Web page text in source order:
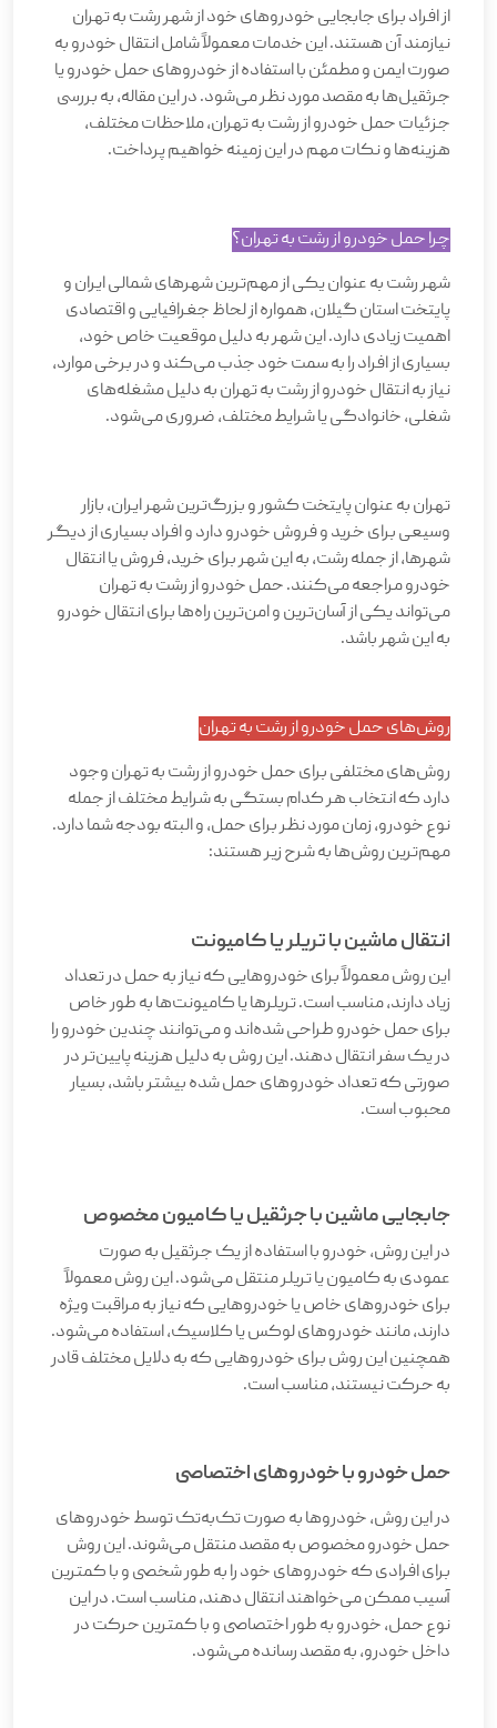
از افراد برای جابجایی خودروهای خود از شهر رشت به تهران
نیازمند آن هستند. این خدمات معمولاً شامل انتقال خودرو به
صورت ایمن و مطمئن با استفاده از خودروهای حمل خودرو یا
جرثقیل‌ها به مقصد مورد نظر می‌شود. در این مقاله، به بررسی
جزئیات حمل خودرو از رشت به تهران، ملاحظات مختلف،
هزینه‌ها و نکات مهم در این زمینه خواهیم پرداخت.
چرا حمل خودرو از رشت به تهران؟
شهر رشت به عنوان یکی از مهم‌ترین شهرهای شمالی ایران و
پایتخت استان گیلان، همواره از لحاظ جغرافیایی و اقتصادی
اهمیت زیادی دارد. این شهر به دلیل موقعیت خاص خود،
بسیاری از افراد را به سمت خود جذب می‌کند و در برخی موارد،
نیاز به انتقال خودرو از رشت به تهران به دلیل مشغله‌های
شغلی، خانوادگی یا شرایط مختلف، ضروری می‌شود.
تهران به عنوان پایتخت کشور و بزرگ‌ترین شهر ایران، بازار
وسیعی برای خرید و فروش خودرو دارد و افراد بسیاری از دیگر
شهرها، از جمله رشت، به این شهر برای خرید، فروش یا انتقال
خودرو مراجعه می‌کنند. حمل خودرو از رشت به تهران
می‌تواند یکی از آسان‌ترین و امن‌ترین راه‌ها برای انتقال خودرو
به این شهر باشد.
روش‌های حمل خودرو از رشت به تهران
روش‌های مختلفی برای حمل خودرو از رشت به تهران وجود
دارد که انتخاب هر کدام بستگی به شرایط مختلف از جمله
نوع خودرو، زمان مورد نظر برای حمل، و البته بودجه شما دارد.
مهم‌ترین روش‌ها به شرح زیر هستند:
انتقال ماشین با تریلر یا کامیونت
این روش معمولاً برای خودروهایی که نیاز به حمل در تعداد
زیاد دارند، مناسب است. تریلرها یا کامیونت‌ها به طور خاص
برای حمل خودرو طراحی شده‌اند و می‌توانند چندین خودرو را
در یک سفر انتقال دهند. این روش به دلیل هزینه پایین‌تر در
صورتی که تعداد خودروهای حمل شده بیشتر باشد، بسیار
محبوب است.
جابجایی ماشین با جرثقیل یا کامیون مخصوص
در این روش، خودرو با استفاده از یک جرثقیل به صورت
عمودی به کامیون یا تریلر منتقل می‌شود. این روش معمولاً
برای خودروهای خاص یا خودروهایی که نیاز به مراقبت ویژه
دارند، مانند خودروهای لوکس یا کلاسیک، استفاده می‌شود.
همچنین این روش برای خودروهایی که به دلایل مختلف قادر
به حرکت نیستند، مناسب است.
حمل خودرو با خودروهای اختصاصی
در این روش، خودروها به صورت تک‌به‌تک توسط خودروهای
حمل خودرو مخصوص به مقصد منتقل می‌شوند. این روش
برای افرادی که خودروهای خود را به طور شخصی و با کمترین
آسیب ممکن می‌خواهند انتقال دهند، مناسب است. در این
نوع حمل، خودرو به طور اختصاصی و با کمترین حرکت در
داخل خودرو، به مقصد رسانده می‌شود.